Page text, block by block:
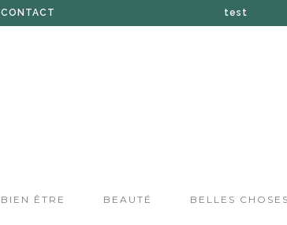
CONTACT test
BIEN ÊTRE BEAUTÉ BELLES CHOSES